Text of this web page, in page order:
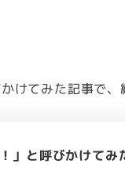
てみた記事で
」と呼びかけてみ